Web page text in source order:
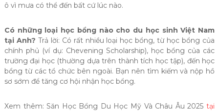
ô vì mưa có thể đến bất cứ lúc nào.
Có những loại học bổng nào cho du học sinh Việt Nam
tại Anh? Trả lời: Có rất nhiều loại học bổng, từ học bổng của
chính phủ (ví dụ: Chevening Scholarship), học bổng của các
trường đại học (thường dựa trên thành tích học tập), đến học
bổng từ các tổ chức bên ngoài. Bạn nên tìm kiếm và nộp hồ
sơ sớm để tăng cơ hội nhận học bổng.
Xem thêm: Săn Học Bổng Du Học Mỹ Và Châu Âu 2025tại